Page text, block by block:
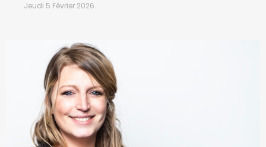
Jeudi 5 Février 2026